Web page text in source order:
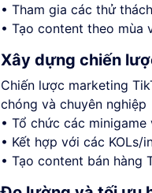
• Tham gia các thử
• Tạo content theo mùa
Xây dựng chiến
Chiến lược marketing
chóng và chuyên nghiệp
• Tổ chức các
• Kết hợp với các KOLs/
• Tạo content bán hàng